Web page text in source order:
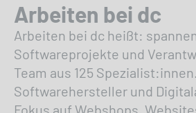
Arbeiten bei dc
Arbeiten bei dc heißt:
Softwareprojekte und
Team aus 125
Softwarehersteller und